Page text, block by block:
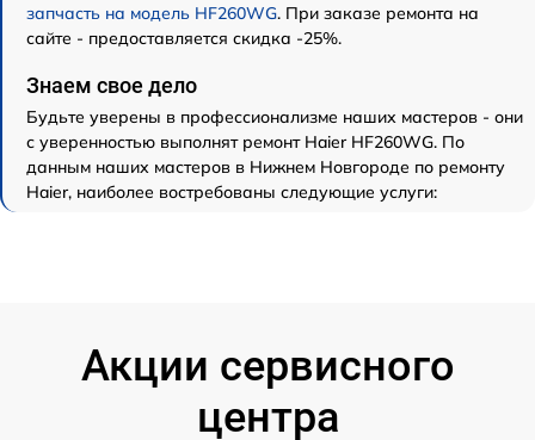
запчасть на модель HF260WG. При заказе ремонта на
сайте - предоставляется скидка -25%.
Знаем свое дело
Будьте уверены в профессионализме наших мастеров - они
с уверенностью выполнят ремонт Haier HF260WG. По
данным наших мастеров в Нижнем Новгороде по ремонту
Haier, наиболее востребованы следующие услуги:
Акции сервисного
центра